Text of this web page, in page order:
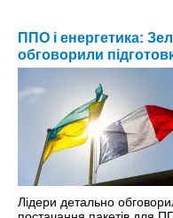
ППО і енергетика:
обговорили
Лідери детально